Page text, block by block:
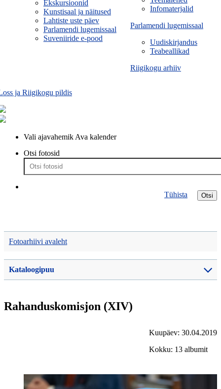
Infomaterjalid
Parlamendi lugemissaal
Uudiskirjandus
Teabeallikad
Riigikogu arhiiv
Ekskursioonid
Kunstisaal ja näitused
Lahtiste uste päev
Parlamendi lugemissaal
Suveniiride e-pood
ja Riigikogu pildis
Vali ajavahemik Ava kalender
Otsi fotosid
Otsi
Tühista
Fotoarhiivi avaleht
Kataloogipuu
Rahanduskomisjon (XIV)
Kuupäev: 30.04.2019
Kokku: 13 albumit